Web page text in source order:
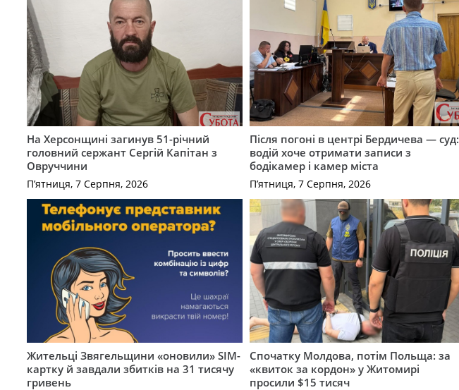
На Херсонщині загинув 51-річний
головний сержант Сергій Капітан з
Овруччини
П’ятниця, 7 Серпня, 2026
Після погоні в центрі Бердичева — суд:
водій хоче отримати записи з
бодікамер і камер міста
П’ятниця, 7 Серпня, 2026
Жительці Звягельщини «оновили» SIM-
картку й завдали збитків на 31 тисячу
гривень
Спочатку Молдова, потім Польща: за
«квиток за кордон» у Житомирі
просили $15 тисяч